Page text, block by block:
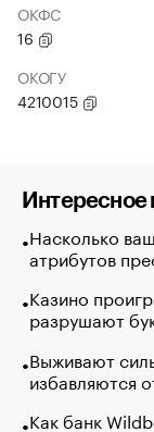
ОКФС
16
ОКОГУ
4210015
Интересное
Насколько
атрибутов
Казино
разрушают
Выживают
избавляются
Как банк